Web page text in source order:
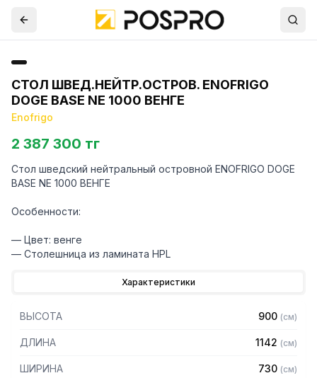
СТОЛ ШВЕД.НЕЙТР.ОСТРОВ. ENOFRIGO
DOGE BASE NE 1000 ВЕНГЕ
Enofrigo
2 387 300 тг
Стол шведский нейтральный островной ENOFRIGO DOGE
BASE NE 1000 ВЕНГЕ
Особенности:
— Цвет: венге
— Столешница из ламината HPL
Характеристики
ВЫСОТА 900 (см)
ДЛИНА 1142 (см)
ШИРИНА 730 (см)